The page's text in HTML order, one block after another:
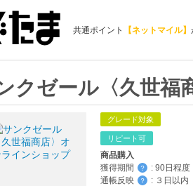
共通ポイント 【ネットマイル】
クゼール〈久世福
グレード対象
リピート可
商品購入
獲得期間
？ : 90日程度
通帳反映
？ : ３日以内